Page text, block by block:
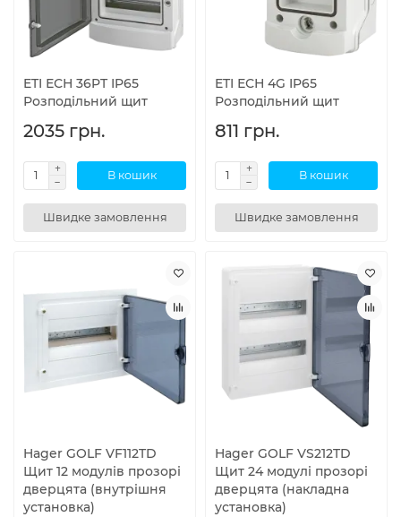
ETI ЕСН 36PT IP65
Розподільний щит
2035 грн.
В кошик
Швидке замовлення
ETI ЕСН 4G IP65
Розподільний щит
811 грн.
В кошик
Швидке замовлення
Hager GOLF VF112TD
Щит 12 модулів прозорі
дверцята (внутрішня
установка)
Hager GOLF VS212TD
Щит 24 модулі прозорі
дверцята (накладна
установка)